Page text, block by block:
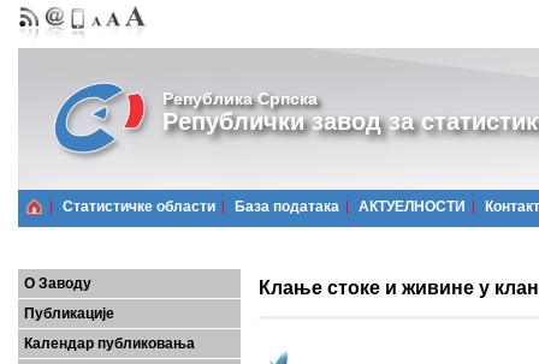
Република Српска
Републички завод за
Статистичке области Базa података АКТУЕЛНОСТИ Контакт
О Заводу
Публикације
Календар публиковања
Клање стоке и живине у